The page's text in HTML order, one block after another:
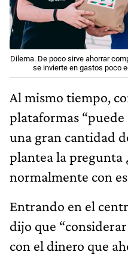
Dilema. De poco sirve ahorrar
se invierte en gastos poco
Al mismo tiempo,
plataformas
una gran cantidad
plantea la pregunta
normalmente con
Entrando en el
dijo que
con el dinero que